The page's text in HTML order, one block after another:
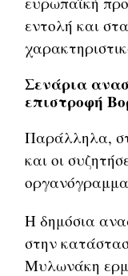
εντολή και
Σενάρια
επιστροφή
Παράλληλα,
και οι
Η δημόσια
στην
Μυλωνάκη